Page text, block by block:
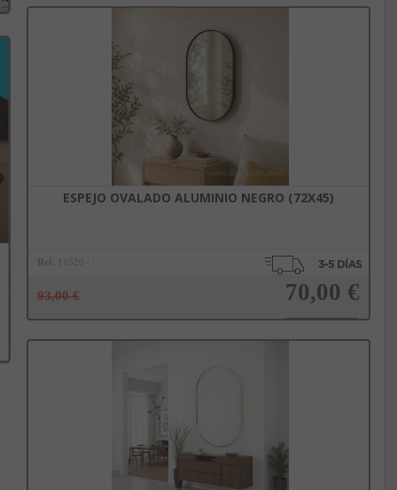
Añadir a la cesta
ESPEJO OVALADO ALUMINIO NEGRO (72X45)
Ref. 11520
93,00 € 70,00 €